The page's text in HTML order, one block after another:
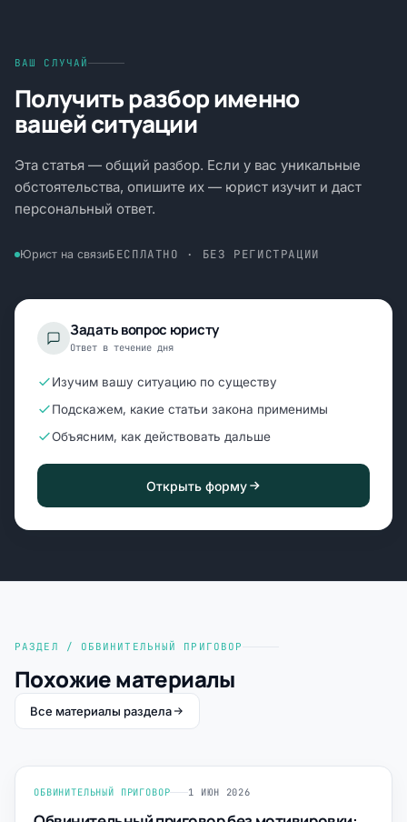
ВАШ СЛУЧАЙ
Получить разбор именно
вашей ситуации
Эта статья — общий разбор. Если у вас уникальные
обстоятельства, опишите их — юрист изучит и даст
персональный ответ.
Юрист на связиБЕСПЛАТНО · БЕЗ РЕГИСТРАЦИИ
Задать вопрос юристу
Ответ в течение дня
Изучим вашу ситуацию по существу
Подскажем, какие статьи закона применимы
Объясним, как действовать дальше
Открыть форму
РАЗДЕЛ / ОБВИНИТЕЛЬНЫЙ ПРИГОВОР
Похожие материалы
Все материалы раздела
ОБВИНИТЕЛЬНЫЙ ПРИГОВОР 1 ИЮН 2026